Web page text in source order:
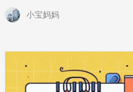
小宝妈妈